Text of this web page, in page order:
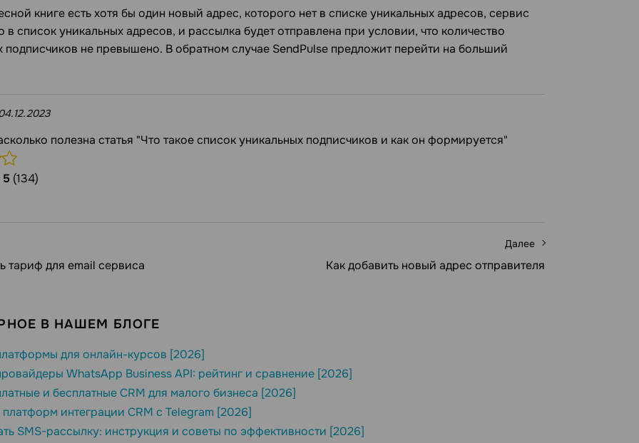
книге есть хотя бы один новый адрес, которого нет в списке уникальных адресов, сервис
в список уникальных адресов, и рассылка будет отправлена при условии, что количество
подписчиков не превышено. В обратном случае SendPulse предложит перейти на больший
полезна статья "Что такое список уникальных подписчиков и как он формируется"
5 (134)
тариф для email сервиса
Далее
Как добавить новый адрес отправителя
В НАШЕМ БЛОГЕ
для онлайн-курсов [2026]
WhatsApp Business API: рейтинг и сравнение [2026]
и бесплатные CRM для малого бизнеса [2026]
интеграции CRM с Telegram [2026]
SMS-рассылку: инструкция и советы по эффективности [2026]